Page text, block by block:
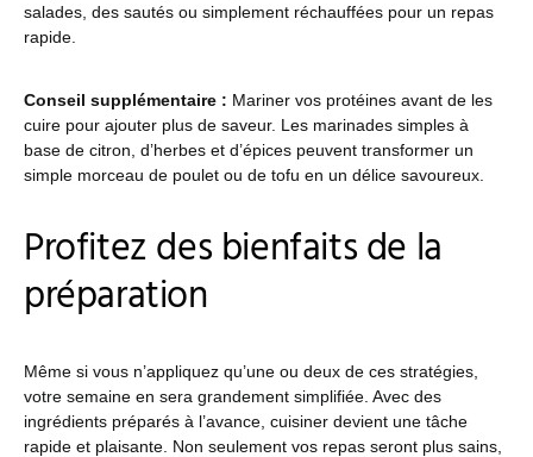
salades, des sautés ou simplement réchauffées pour un repas
rapide.
Conseil supplémentaire : Mariner vos protéines avant de les
cuire pour ajouter plus de saveur. Les marinades simples à
base de citron, d’herbes et d’épices peuvent transformer un
simple morceau de poulet ou de tofu en un délice savoureux.
Profitez des bienfaits de la
préparation
Même si vous n’appliquez qu’une ou deux de ces stratégies,
votre semaine en sera grandement simplifiée. Avec des
ingrédients préparés à l’avance, cuisiner devient une tâche
rapide et plaisante. Non seulement vos repas seront plus sains,